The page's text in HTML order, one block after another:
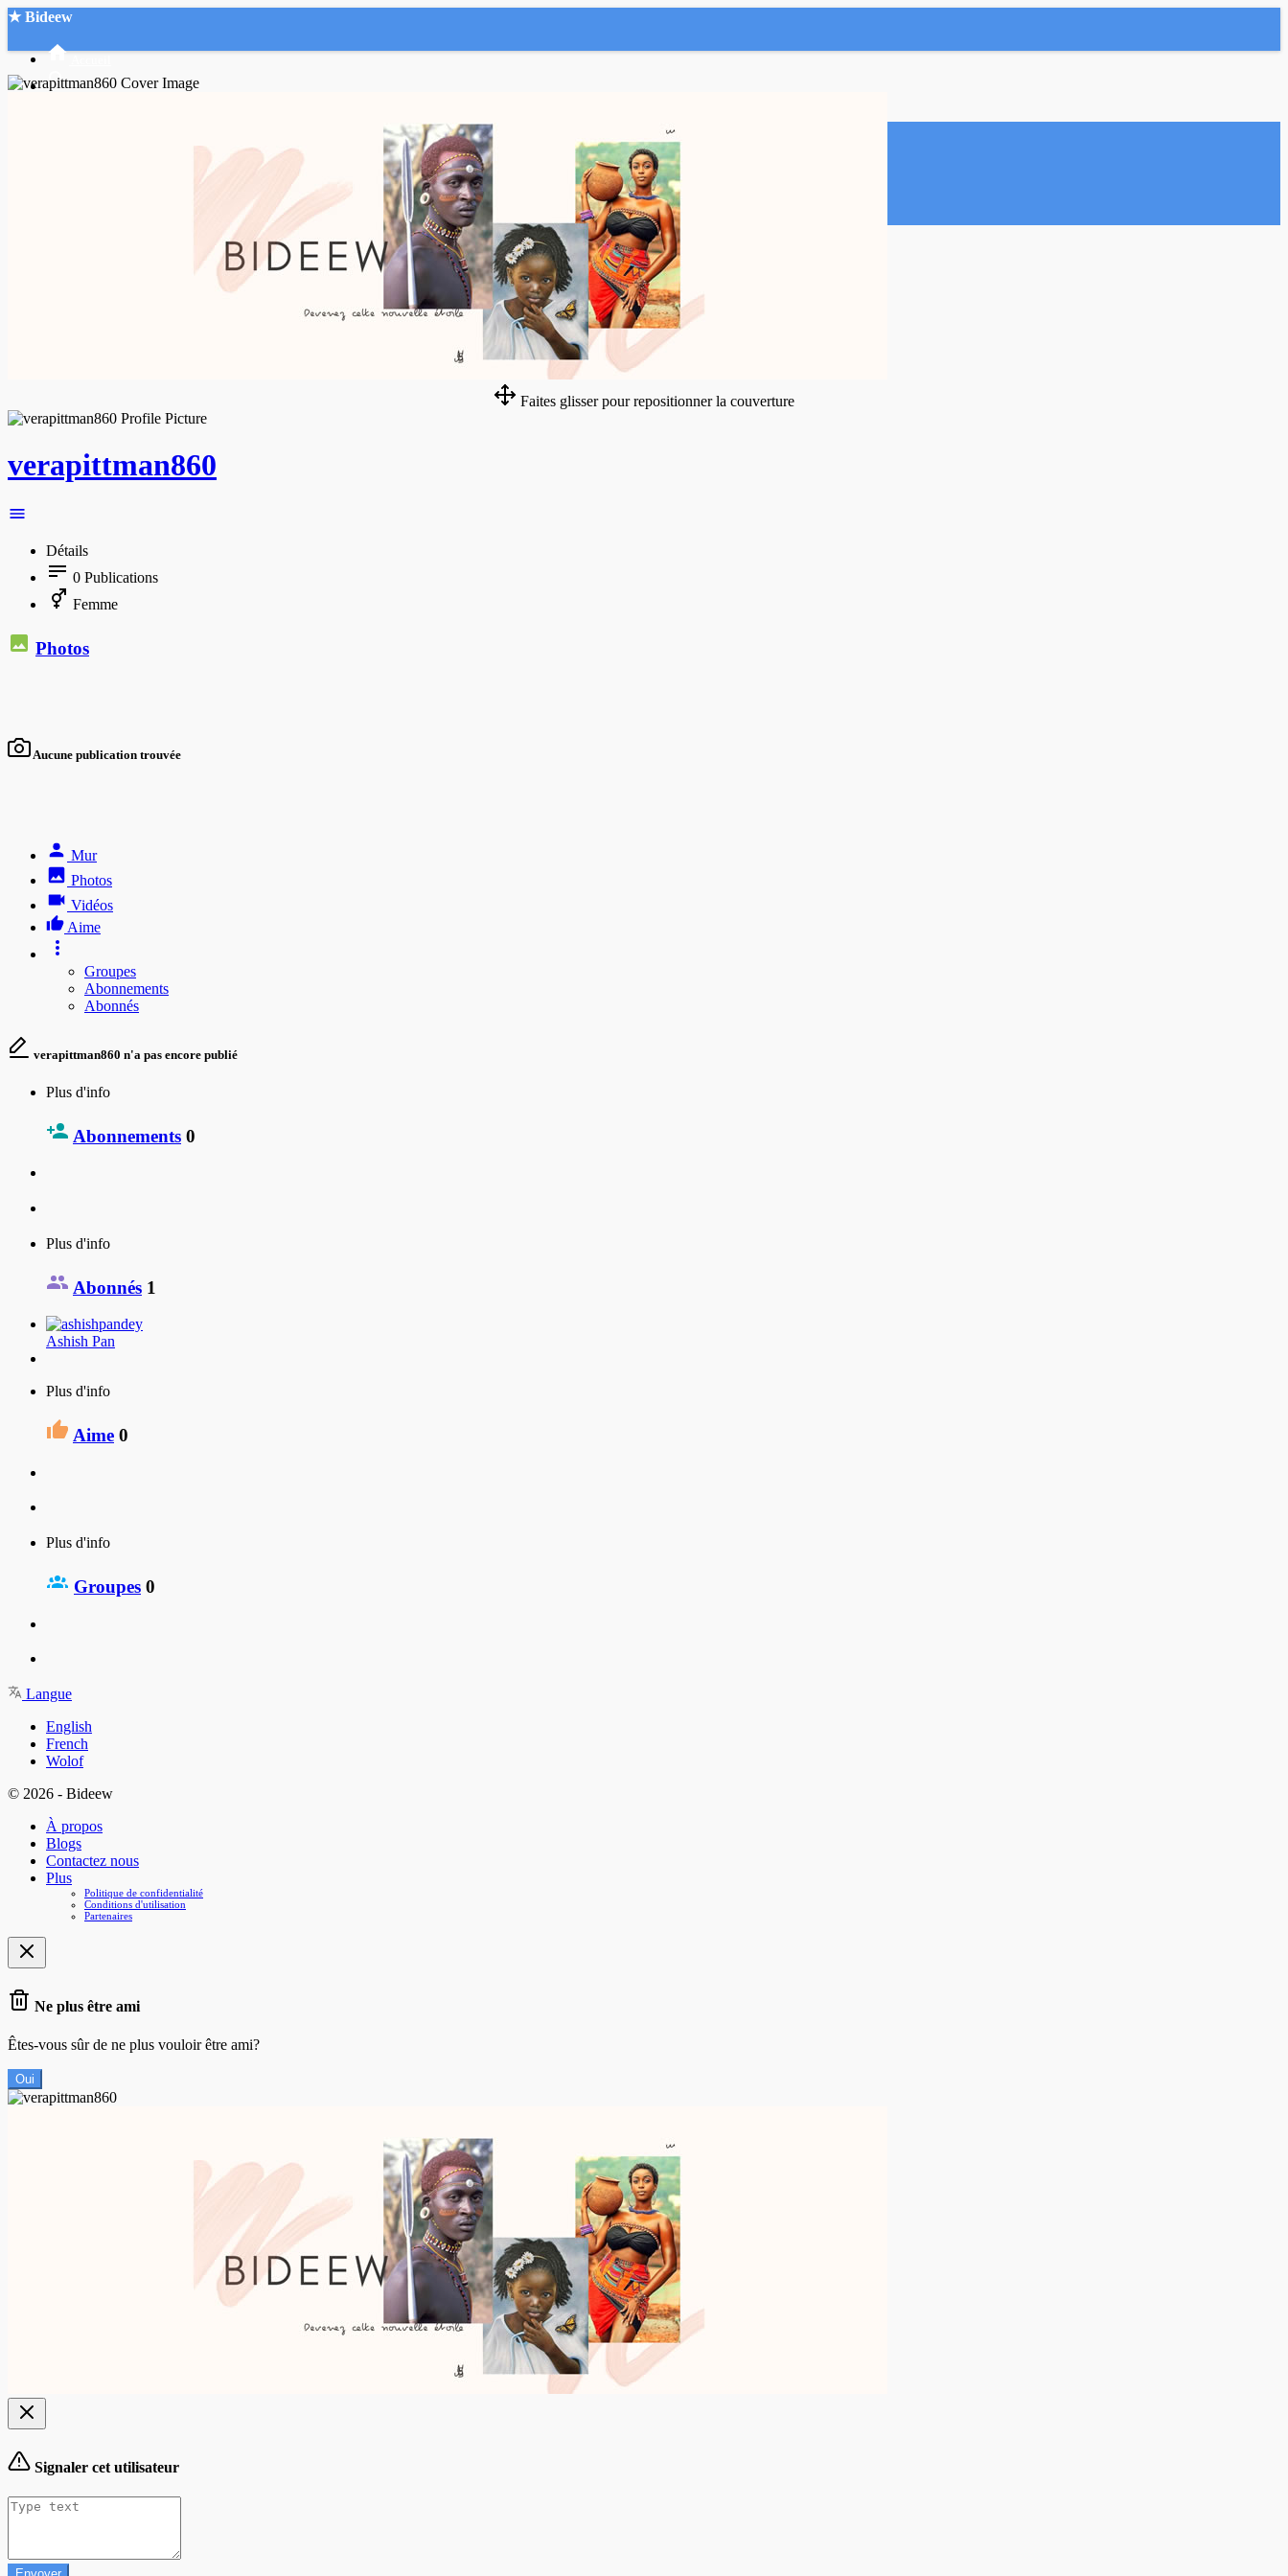
★ Bideew
Faites glisser pour repositionner la couverture
verapittman860
Détails
0 Publications
Femme
Photos
Aucune publication trouvée
Mur
Photos
Vidéos
Aime
Groupes
Abonnements
Abonnés
verapittman860 n'a pas encore publié
Plus d'info
Abonnements 0
Plus d'info
Abonnés 1
Ashish Pan
Plus d'info
Aime 0
Plus d'info
Groupes 0
Langue
English
French
Wolof
© 2026 - Bideew
À propos
Blogs
Contactez nous
Plus
Politique de confidentialité
Conditions d'utilisation
Partenaires
Ne plus être ami
Êtes-vous sûr de ne plus vouloir être ami?
Oui
Signaler cet utilisateur